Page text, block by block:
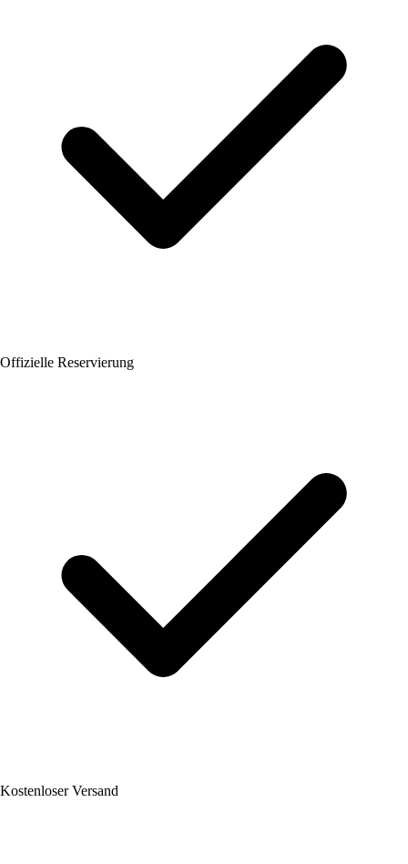
Offizielle Reservierung
Kostenloser Versand